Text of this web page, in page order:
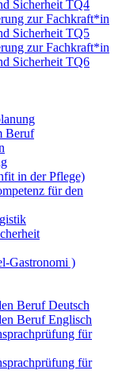
Sicherheit TQ4
zur Fachkraft*in
Sicherheit TQ5
zur Fachkraft*in
Sicherheit TQ6
Beruf
in der Pflege)
für den
Gastronomi )
Beruf Deutsch
Beruf Englisch
für
für